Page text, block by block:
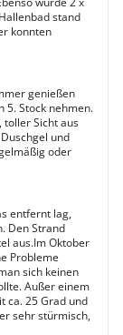
stand
konnten
genießen
5. Stock nehmen.
toller Sicht aus
und
oder
entfernt lag,
Den Strand
aus.Im Oktober
Probleme
sich keinen
Außer einem
ca. 25 Grad und
sehr stürmisch,